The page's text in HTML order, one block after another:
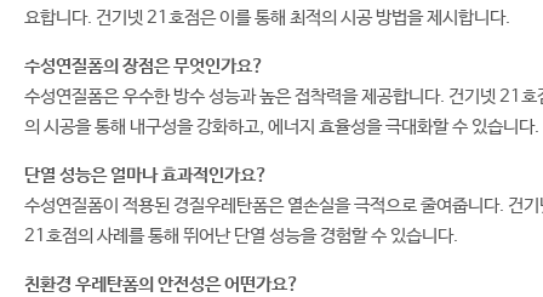
요합니다. 건기넷 21호점은 이를 통해 최적의 시공 방법을 제시합니다.
수성연질폼의 장점은 무엇인가요?
수성연질폼은 우수한 방수 성능과 높은 접착력을 제공합니다. 건기넷 21호
의 시공을 통해 내구성을 강화하고, 에너지 효율성을 극대화할 수 있습니다.
단열 성능은 얼마나 효과적인가요?
수성연질폼이 적용된 경질우레탄폼은 열손실을 극적으로 줄여줍니다. 건기
21호점의 사례를 통해 뛰어난 단열 성능을 경험할 수 있습니다.
친환경 우레탄폼의 안전성은 어떤가요?